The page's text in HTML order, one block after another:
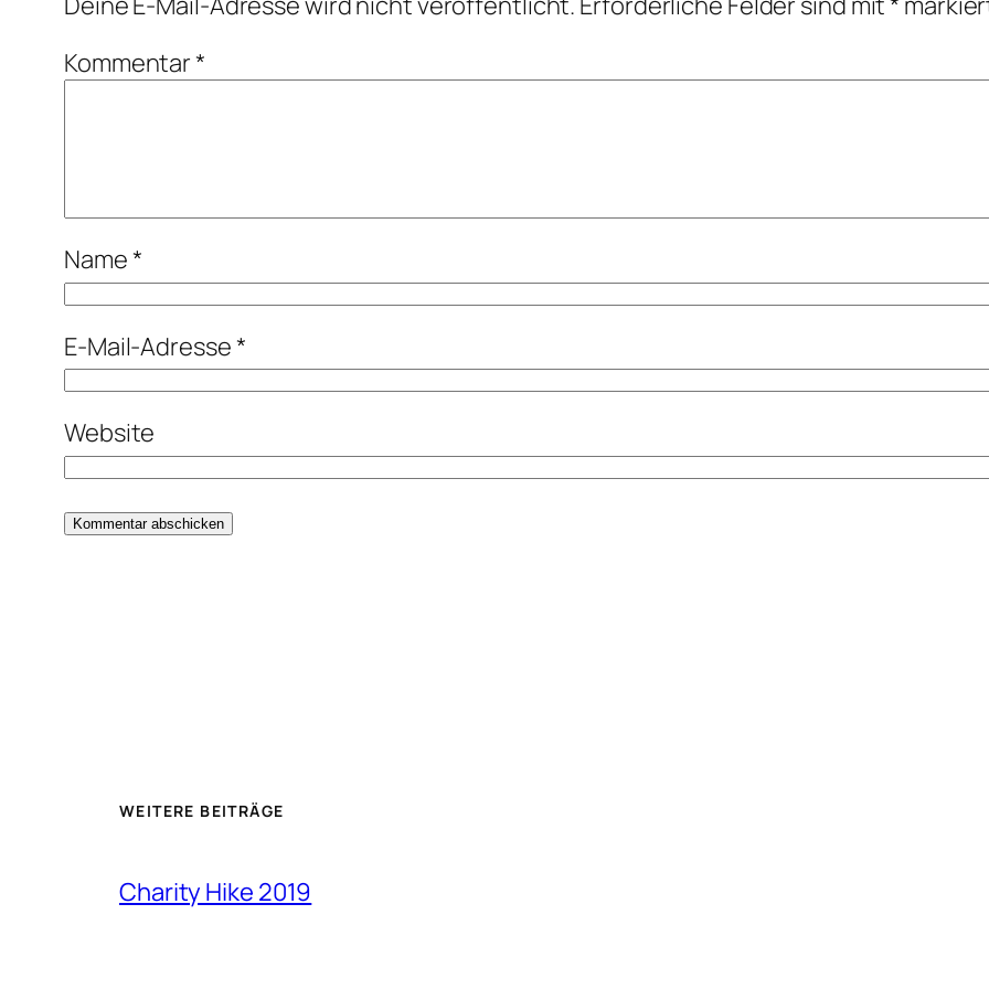
Kommentar*
Name*
E-Mail-Adresse*
Website
WEITERE BEITRÄGE
Charity Hike 2019